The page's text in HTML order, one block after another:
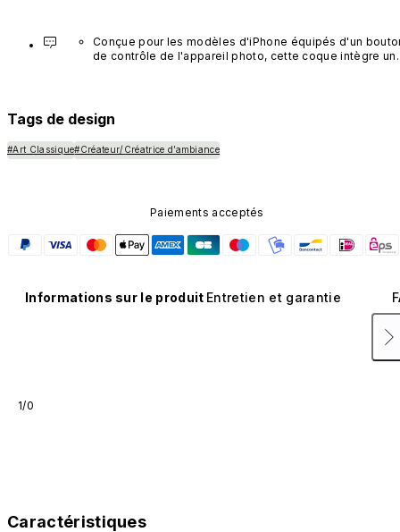
Conçue pour les modèles d'iPhone équipés d'un
de contrôle de l'appareil photo, cette coque intègre un
Tags de design
#Art Classique#Créateur/Créatrice d’ambiance
Paiements acceptés
Informations sur le produit Entretien et garantie
1/0
Caractéristiques